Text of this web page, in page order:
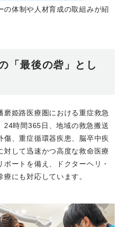
体制や人材育成の取組みが紹
「最後の砦」とし
磨姫路医療圏における重症救急
24時間365日、地域の救急搬送
傷、重症循環器疾患、脳卒中疾
対して迅速かつ高度な救命医療
ートを備え、ドクターヘリ・
にも対応しています。